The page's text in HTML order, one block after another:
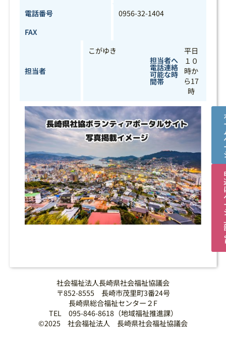
電話番号
0956-32-1404
FAX
担当者
こがゆき
担当者へ
電話連絡
可能な時
間帯
平日
１０
時か
ら17
時
社会福祉法人長崎県社会福祉協議会
〒852-8555 長崎市茂里町3番24号
長崎県総合福祉センター２F
TEL 095-846-8618（地域福祉推進課）
©2025 社会福祉法人 長崎県社会福祉協議会